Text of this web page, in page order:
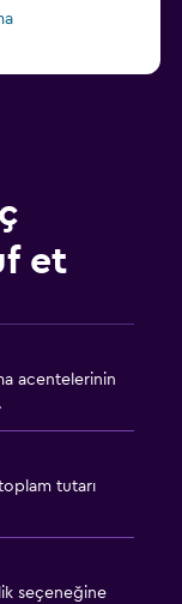
et
acentelerinin
tutarı
seçeneğine